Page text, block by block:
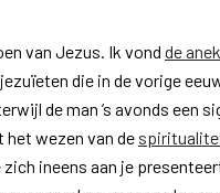
van Jezus. Ik vond de
die in de vorige
de man ’s avonds een
wezen van de
ineens aan je